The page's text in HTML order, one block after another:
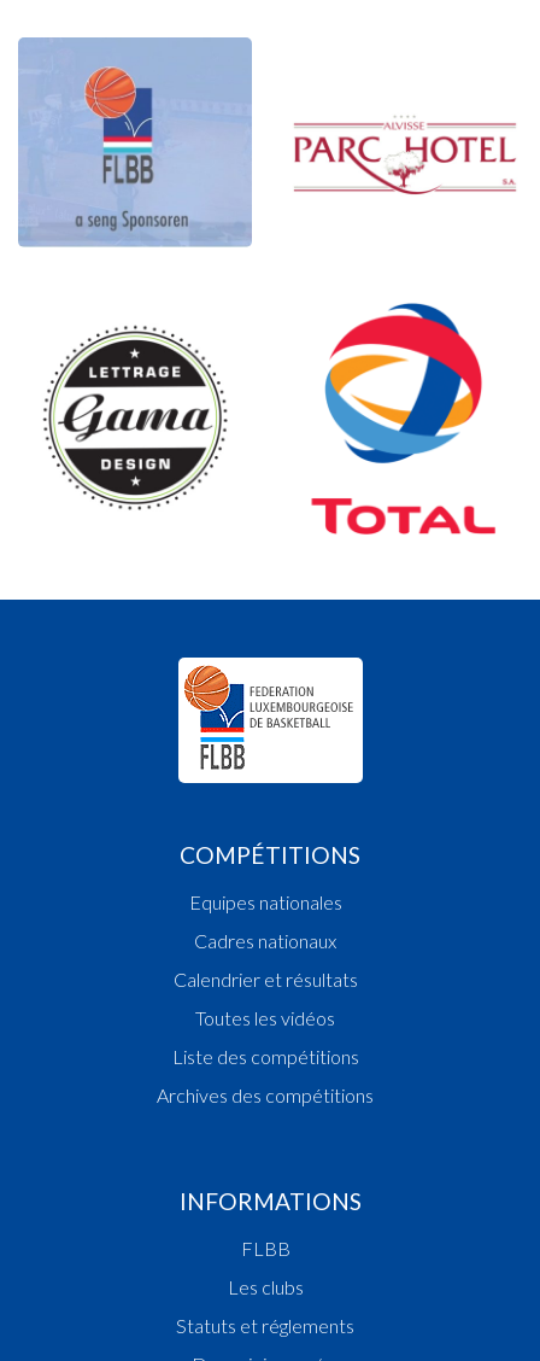
COMPÉTITIONS
Equipes nationales
Cadres nationaux
Calendrier et résultats
Toutes les vidéos
Liste des compétitions
Archives des compétitions
INFORMATIONS
FLBB
Les clubs
Statuts et réglements